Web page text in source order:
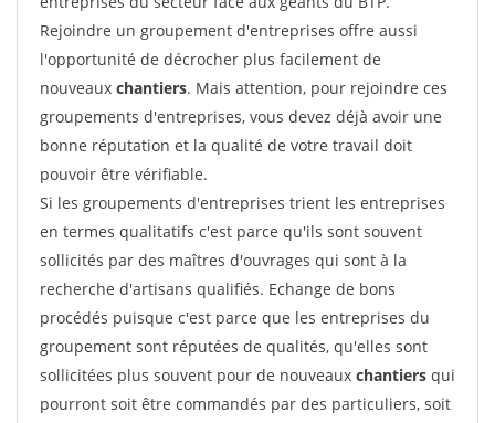
Rejoindre un groupement d'entreprises offre aussi
l'opportunité de décrocher plus facilement de
nouveaux chantiers. Mais attention, pour rejoindre ces
groupements d'entreprises, vous devez déjà avoir une
bonne réputation et la qualité de votre travail doit
pouvoir être vérifiable.
Si les groupements d'entreprises trient les entreprises
en termes qualitatifs c'est parce qu'ils sont souvent
sollicités par des maîtres d'ouvrages qui sont à la
recherche d'artisans qualifiés. Echange de bons
procédés puisque c'est parce que les entreprises du
groupement sont réputées de qualités, qu'elles sont
sollicitées plus souvent pour de nouveaux chantiers qui
pourront soit être commandés par des particuliers, soit